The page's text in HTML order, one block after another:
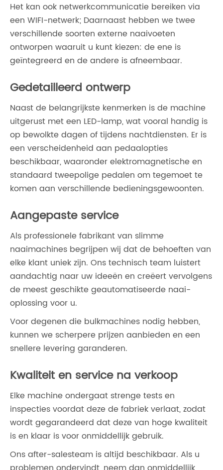
Het kan ook netwerkcommunicatie bereiken via
een WIFI-netwerk; Daarnaast hebben we twee
verschillende soorten externe naaivoeten
ontworpen waaruit u kunt kiezen: de ene is
geïntegreerd en de andere is afneembaar.
Gedetailleerd ontwerp
Naast de belangrijkste kenmerken is de machine
uitgerust met een LED-lamp, wat vooral handig is
op bewolkte dagen of tijdens nachtdiensten. Er is
een verscheidenheid aan pedaalopties
beschikbaar, waaronder elektromagnetische en
standaard tweepolige pedalen om tegemoet te
komen aan verschillende bedieningsgewoonten.
Aangepaste service
Als professionele fabrikant van slimme
naaimachines begrijpen wij dat de behoeften van
elke klant uniek zijn. Ons technisch team luistert
aandachtig naar uw ideeën en creëert vervolgens
de meest geschikte geautomatiseerde naai-
oplossing voor u.
Voor degenen die bulkmachines nodig hebben,
kunnen we scherpere prijzen aanbieden en een
snellere levering garanderen.
Kwaliteit en service na verkoop
Elke machine ondergaat strenge tests en
inspecties voordat deze de fabriek verlaat, zodat
wordt gegarandeerd dat deze van hoge kwaliteit
is en klaar is voor onmiddellijk gebruik.
Ons after-salesteam is altijd beschikbaar. Als u